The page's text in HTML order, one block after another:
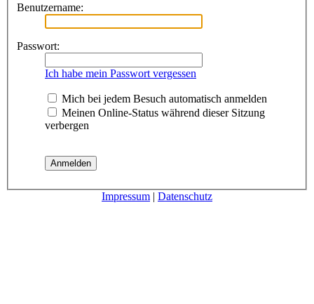
Benutzername:
Passwort:
Ich habe mein Passwort vergessen
Mich bei jedem Besuch automatisch anmelden
Meinen Online-Status während dieser Sitzung
verbergen
Impressum | Datenschutz